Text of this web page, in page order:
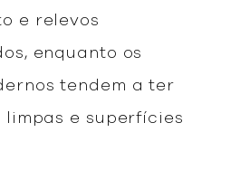
e relevos
enquanto os
tendem a ter
limpas e superfícies